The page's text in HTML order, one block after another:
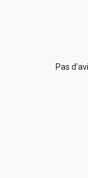
Pas